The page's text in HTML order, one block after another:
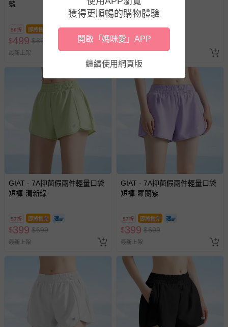
帶束縛衣、餐搖椅等）。
-其他原廠盒裝商品封口處已貼上「不可拆封」，或具警
示字句等說明貼紙、封條者。
國際航空、客運、訂房等服務。
相關的退換貨辦理流程，可詳見：退換貨 & 退款問題
其他常見問題：
運送服務：目前提供的運送僅限台灣本島。如您位於離島地
區，可能會無法配送，或須依據商品需加收離島運費。廠商
亦保留出貨與否的權利。離島、偏遠地區、樓層親送等加價
費用，可能會另需加收。
商品實際的配達日期，可於訂單個人資料內的查詢訂單內，
已出貨通知之訊息為主。
如您收到商品，請依正常流程檢查是否完好，若商品遇瑕疵
情形，您可申請更換新品或退貨，請見：
若您對於會員帳號、商品訂購與資訊、購物流程、付款方
式、折價券與購物金的使用、退貨及商品運送方式等有疑
問，你可詳見：
媽咪愛客服中心。
助取消退款事宜。
商品如因「價格、組合」等錯誤原因，導致無法安排出貨，
會主動以簡訊及mail通知訂單取消事宜，並將提供適當補
藍
56折 即將售完
$499 $899
最新上架
黑
$499 $899
最新上架
GIAT - 7A抑菌假兩件輕量口袋
短褲-清新綠
57折 即將售完
$399 $699
最新上架
GIAT - 7A抑菌假兩件輕量口袋
短褲-羅蘭紫
57折 即將售完
$399 $699
最新上架
獲得更順暢的購物體驗
開啟「媽咪愛」APP
繼續使用網頁版